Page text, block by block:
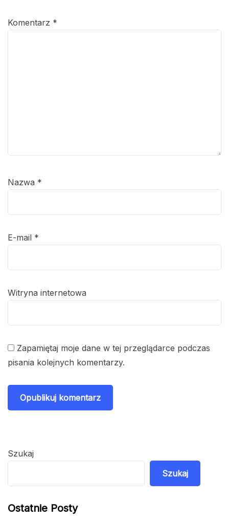
Komentarz *
Nazwa *
E-mail *
Witryna internetowa
Zapamiętaj moje dane w tej przeglądarce podczas
pisania kolejnych komentarzy.
Szukaj
Szukaj
Ostatnie Posty